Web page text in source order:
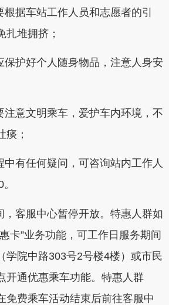
车站工作人员和志愿者的引
扎堆拥挤；
护好个人随身物品，注意人身安
意文明乘车，爱护车内环境，不
痰；
有任何疑问，可咨询站内工作人
客服中心暂停开放。特惠人群如
卡”业务功能，可工作日服务期间
学院中路303号2号楼4楼）或市民
开通优惠乘车功能。特惠人群
免费乘车活动结束后前往客服中